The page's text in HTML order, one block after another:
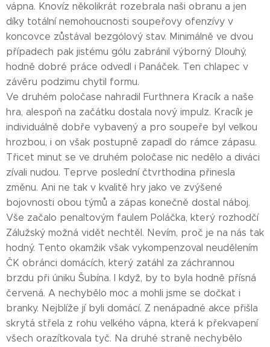
vápna. Knovíz několikrát rozebrala naši obranu a jen
díky totální nemohoucnosti soupeřovy ofenzívy v
koncovce zůstával bezgólový stav. Minimálně ve dvou
případech pak jistému gólu zabránil výborný Dlouhý,
hodně dobré práce odvedl i Panáček. Ten chlapec v
závěru podzimu chytil formu.
Ve druhém poločase nahradil Furthnera Kracík a naše
hra, alespoň na začátku dostala nový impulz. Kracík je
individuálně dobře vybavený a pro soupeře byl velkou
hrozbou, i on však postupně zapadl do rámce zápasu.
Třicet minut se ve druhém poločase nic nedělo a diváci
zívali nudou. Teprve poslední čtvrthodina přinesla
změnu. Ani ne tak v kvalitě hry jako ve zvýšené
bojovnosti obou týmů a zápas konečně dostal náboj.
Vše začalo penaltovým faulem Poláčka, který rozhodčí
Zálužský možná vidět nechtěl. Nevím, proč je na nás tak
hodný. Tento okamžik však vykompenzoval neudělením
ČK obránci domácích, který zatáhl za záchrannou
brzdu při úniku Šubína. I když, by to byla hodně přísná
červená. A nechybělo moc a mohli jsme se dočkat i
branky. Nejblíže jí byli domácí. Z nenápadné akce přišla
skrytá střela z rohu velkého vápna, která k překvapení
všech orazítkovala tyč. Na druhé straně nechybělo